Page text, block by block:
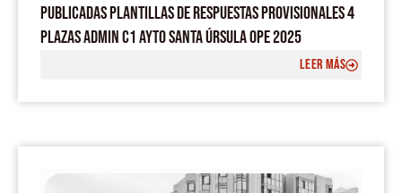
PUBLICADAS PLANTILLAS DE RESPUESTAS PROVISIONALES 4
PLAZAS ADMIN C1 AYTO SANTA ÚRSULA OPE 2025
LEER MÁS